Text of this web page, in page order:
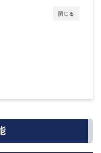
閉じる